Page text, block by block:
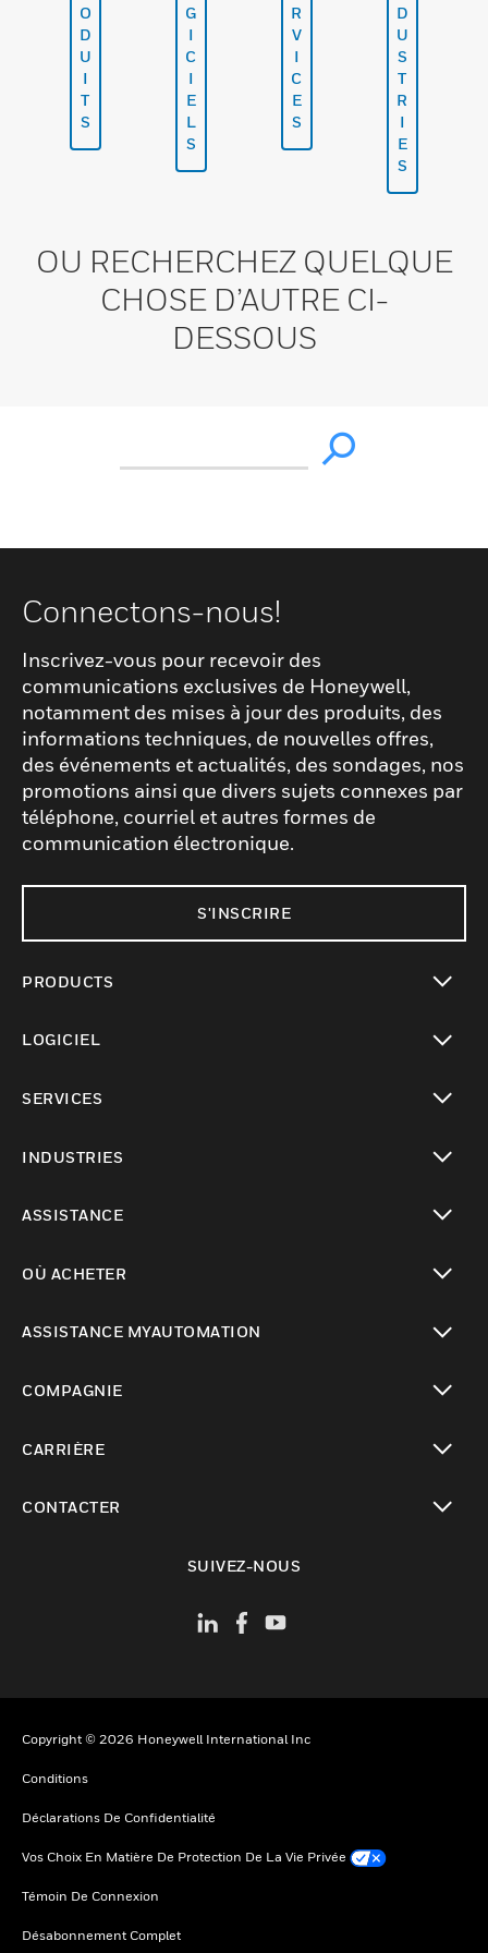
O
D
U
I
T
S
G
I
C
I
E
L
S
R
V
I
C
E
S
D
U
S
T
R
I
E
S
OU RECHERCHEZ QUELQUE
CHOSE D’AUTRE CI-
DESSOUS
Connectons-nous!
Inscrivez-vous pour recevoir des
communications exclusives de Honeywell,
notamment des mises à jour des produits, des
informations techniques, de nouvelles offres,
des événements et actualités, des sondages, nos
promotions ainsi que divers sujets connexes par
téléphone, courriel et autres formes de
communication électronique.
S'INSCRIRE
PRODUCTS
LOGICIEL
SERVICES
INDUSTRIES
ASSISTANCE
OÙ ACHETER
ASSISTANCE MYAUTOMATION
COMPAGNIE
CARRIÈRE
CONTACTER
SUIVEZ-NOUS
Copyright © 2026 Honeywell International Inc
Conditions
Déclarations De Confidentialité
Vos Choix En Matière De Protection De La Vie Privée
Témoin De Connexion
Désabonnement Complet